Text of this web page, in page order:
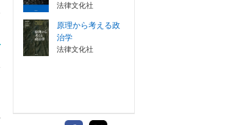
法律文化社
原理から考える政
治学
法律文化社